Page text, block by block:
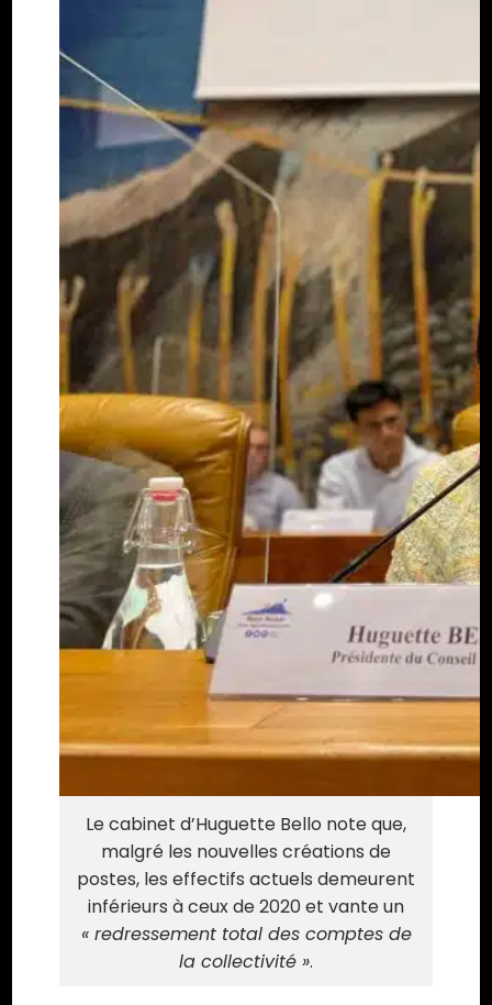
Le cabinet d’Huguette Bello note que,
malgré les nouvelles créations de
postes, les effectifs actuels demeurent
inférieurs à ceux de 2020 et vante un
« redressement total des comptes de
la collectivité ».